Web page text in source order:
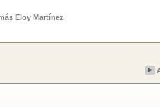
Eloy Martínez